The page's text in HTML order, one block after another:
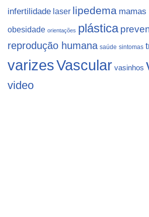
infertilidade laser lipedema mamas
obesidade orientações plástica
reprodução humana saúde sintomas
varizesVascular vasinhos
video